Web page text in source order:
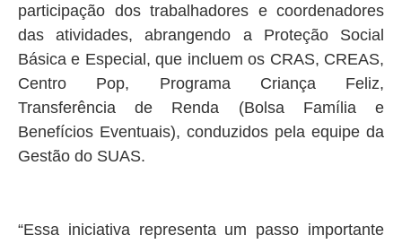
participação dos trabalhadores e coordenadores
das atividades, abrangendo a Proteção Social
Básica e Especial, que incluem os CRAS, CREAS,
Centro Pop, Programa Criança Feliz,
Transferência de Renda (Bolsa Família e
Benefícios Eventuais), conduzidos pela equipe da
Gestão do SUAS.
“Essa iniciativa representa um passo importante